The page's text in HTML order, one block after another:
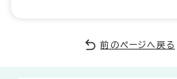
前のページへ戻る